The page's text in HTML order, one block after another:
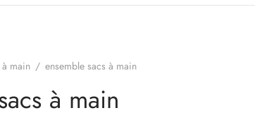
à main / ensemble sacs à main
à main